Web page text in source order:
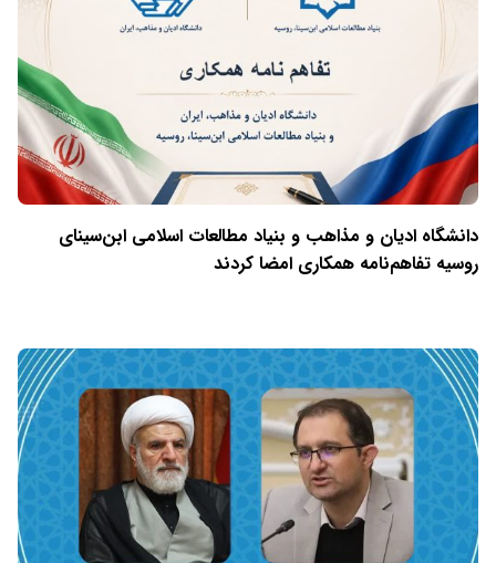
دانشگاه ادیان و مذاهب و بنیاد مطالعات اسلامی ابن‌سینای
روسیه تفاهم‌نامه همکاری امضا کردند